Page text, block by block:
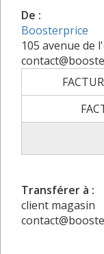
De :
Boosterprice
105 avenue de
Transférer à :
client magasin